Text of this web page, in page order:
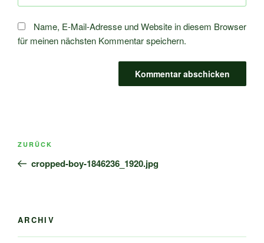
Name, E-Mail-Adresse und Website in diesem Browser
für meinen nächsten Kommentar speichern.
Beitragsnavigation
Vorheriger
Beitrag
ZURÜCK
cropped-boy-1846236_1920.jpg
ARCHIV